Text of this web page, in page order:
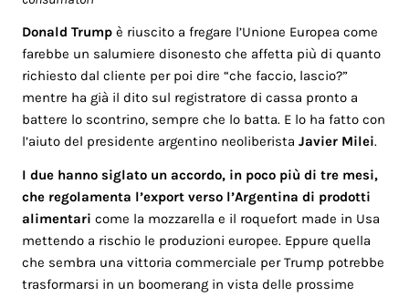
Donald Trump è riuscito a fregare l’Unione Europea come
farebbe un salumiere disonesto che affetta più di quanto
richiesto dal cliente per poi dire “che faccio, lascio?”
mentre ha già il dito sul registratore di cassa pronto a
battere lo scontrino, sempre che lo batta. E lo ha fatto con
l’aiuto del presidente argentino neoliberistaJavier Milei.
I due hanno siglato un accordo, in poco più di tre mesi,
che regolamenta l’export verso l’Argentina di prodotti
alimentari come la mozzarella e il roquefort made in Usa
mettendo a rischio le produzioni europee. Eppure quella
che sembra una vittoria commerciale per Trump potrebbe
trasformarsi in un boomerang in vista delle prossime